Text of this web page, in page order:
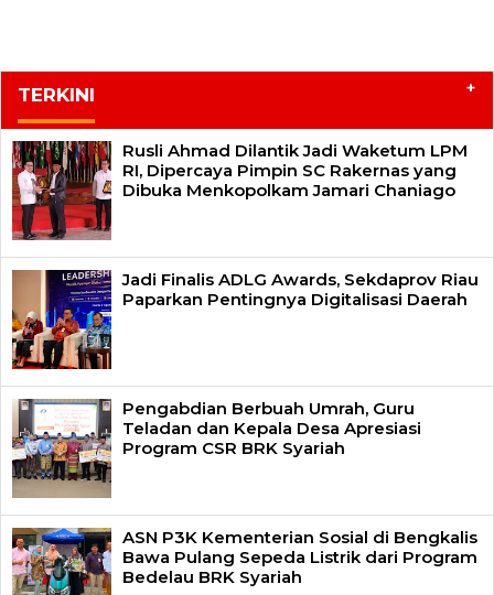
TERKINI +
Rusli Ahmad Dilantik Jadi Waketum LPM
RI, Dipercaya Pimpin SC Rakernas yang
Dibuka Menkopolkam Jamari Chaniago
Jadi Finalis ADLG Awards, Sekdaprov Riau
Paparkan Pentingnya Digitalisasi Daerah
Pengabdian Berbuah Umrah, Guru
Teladan dan Kepala Desa Apresiasi
Program CSR BRK Syariah
ASN P3K Kementerian Sosial di Bengkalis
Bawa Pulang Sepeda Listrik dari Program
Bedelau BRK Syariah